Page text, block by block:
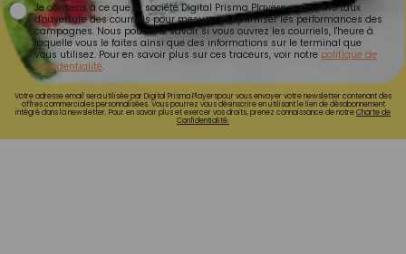
Je consens à ce que la société Digital Prisma Players analyse le taux
d'ouverture des courriels pour mesurer et optimiser les performances des
campagnes. Nous pourrons savoir si vous ouvrez les courriels, l'heure à
laquelle vous le faites ainsi que des informations sur le terminal que
vous utilisez. Pour en savoir plus sur ces traceurs, voir notre politique de
confidentialité.
Votre adresse email sera utilisée par Digital Prisma Playerspour vous envoyer votre newsletter contenant des
offres commerciales personnalisées. Vous pourrez vous désinscrire en utilisant le lien de désabonnement
intégré dans la newsletter. Pour en savoir plus et exercer vos droits, prenez connaissance de notreCharte de
Confidentialité.